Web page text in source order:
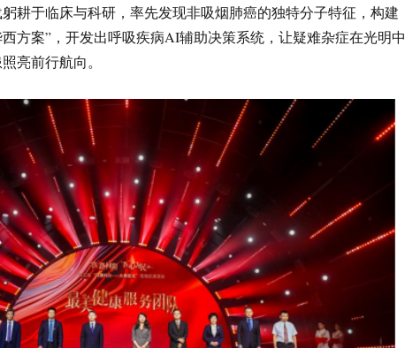
耕于临床与科研，率先发现非吸烟肺癌的独特分子特征，构建
方案”，开发出呼吸疾病AI辅助决策系统，让疑难杂症在光明中
亮前行航向。